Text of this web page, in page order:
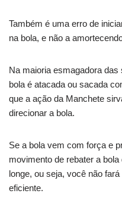
Também é uma erro de
na bola, e não a
Na maioria esmagadora
bola é atacada ou sacada
que a ação da Manchete
direcionar a bola.
Se a bola vem com força e
movimento de rebater a
longe, ou seja, você não
eficiente.